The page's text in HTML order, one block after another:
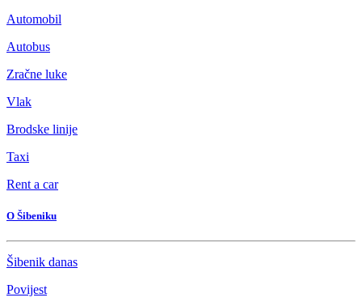
Automobil
Autobus
Zračne luke
Vlak
Brodske linije
Taxi
Rent a car
O Šibeniku
Šibenik danas
Povijest